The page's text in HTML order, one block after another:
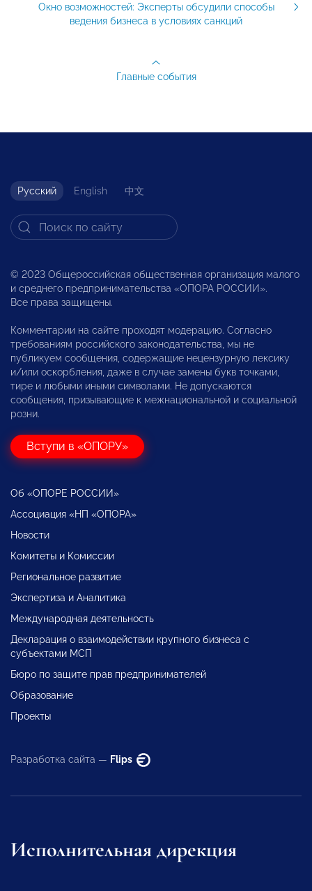
Окно возможностей: Эксперты обсудили способы
ведения бизнеса в условиях санкций
Главные события
Русский English 中文
© 2023 Общероссийская общественная организация малого
и среднего предпринимательства «ОПОРА РОССИИ».
Все права защищены.
Комментарии на сайте проходят модерацию. Согласно
требованиям российского законодательства, мы не
публикуем сообщения, содержащие нецензурную лексику
и/или оскорбления, даже в случае замены букв точками,
тире и любыми иными символами. Не допускаются
сообщения, призывающие к межнациональной и социальной
розни.
Вступи в «ОПОРУ»
Об «ОПОРЕ РОССИИ»
Ассоциация «НП «ОПОРА»
Новости
Комитеты и Комиссии
Региональное развитие
Экспертиза и Аналитика
Международная деятельность
Декларация о взаимодействии крупного бизнеса с
субъектами МСП
Бюро по защите прав предпринимателей
Образование
Проекты
Разработка сайта — Flips
Исполнительная дирекция